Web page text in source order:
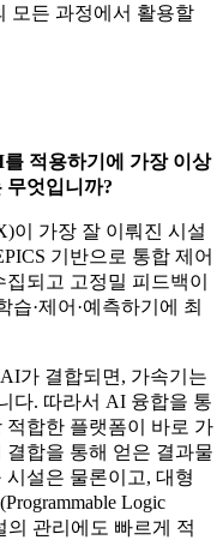
모든 과정에서 활용할
적용하기에 가장 이상
무엇입니까?
이 가장 잘 이뤄진 시설
기반으로 통합 제어
되고 고정밀 피드백이
·제어·예측하기에 최
가 결합되면, 가속기는
다. 따라서 AI 융합을 통
합한 플랫폼이 바로 가
합을 통해 얻은 결과물
시설은 물론이고, 대형
Logic
의 관리에도 빠르게 적